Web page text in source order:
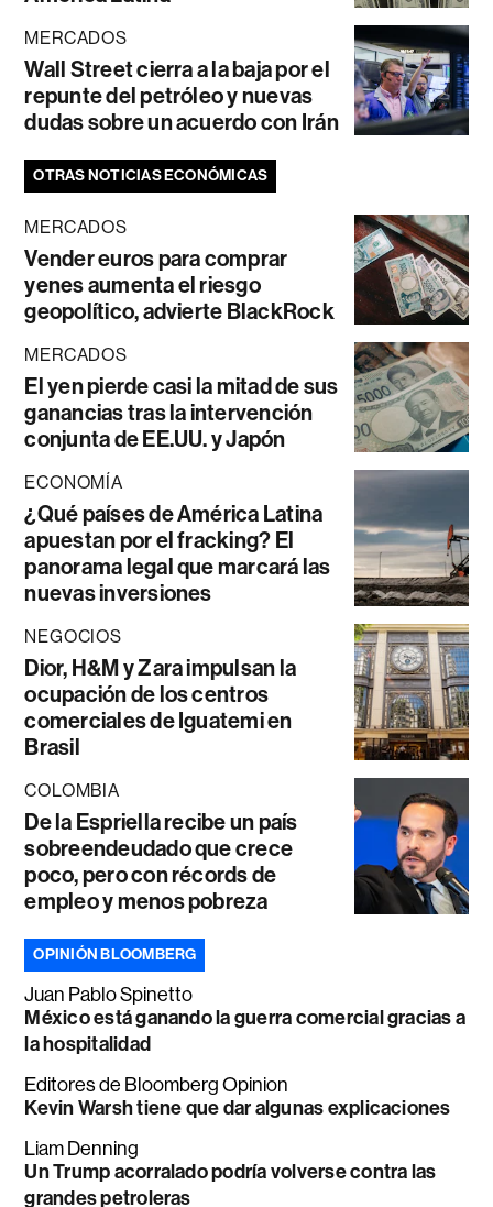
MERCADOS
Wall Street cierra a la baja por el
repunte del petróleo y nuevas
dudas sobre un acuerdo con Irán
OTRAS NOTICIAS ECONÓMICAS
MERCADOS
Vender euros para comprar
yenes aumenta el riesgo
geopolítico, advierte BlackRock
MERCADOS
El yen pierde casi la mitad de sus
ganancias tras la intervención
conjunta de EE.UU. y Japón
ECONOMÍA
¿Qué países de América Latina
apuestan por el fracking? El
panorama legal que marcará las
nuevas inversiones
NEGOCIOS
Dior, H&M y Zara impulsan la
ocupación de los centros
comerciales de Iguatemi en
Brasil
COLOMBIA
De la Espriella recibe un país
sobreendeudado que crece
poco, pero con récords de
empleo y menos pobreza
OPINIÓN BLOOMBERG
Juan Pablo Spinetto
México está ganando la guerra comercial gracias a
la hospitalidad
Editores de Bloomberg Opinion
Kevin Warsh tiene que dar algunas explicaciones
Liam Denning
Un Trump acorralado podría volverse contra las
grandes petroleras